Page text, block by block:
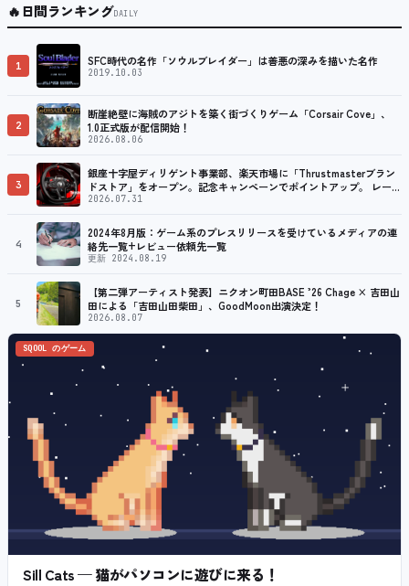
🔥日間ランキングDAILY
1 SFC時代の名作「ソウルブレイダー」は善悪の深みを描いた名作
2019.10.03
2
断崖絶壁に海賊のアジトを築く街づくりゲーム「Corsair Cove」、
1.0正式版が配信開始！
2026.08.06
3
銀座十字屋ディリゲント事業部、楽天市場に「Thrustmasterブラン
ドストア」をオープン。記念キャンペーンでポイントアップ。 レーシ
ング／フライトシム向けコントローラーを中心に、幅広くラインナッ
2026.07.31
4
2024年8月版：ゲーム系のプレスリリースを受けているメディアの連
絡先一覧+レビュー依頼先一覧
更新 2024.08.19
5
【第二弾アーティスト発表】ニクオン町田BASE ’26 Chage × 吉田山
田による「吉田山田柴田」、GoodMoon出演決定！
2026.08.07
SQOOL のゲーム
Sill Cats — 猫がパソコンに遊びに来る！